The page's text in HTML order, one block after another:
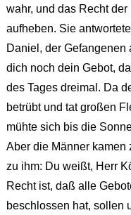
wahr, und das Recht
aufheben. Sie
Daniel, der Gefangenen
dich noch dein Gebot,
des Tages dreimal. Da
betrübt und tat großen
mühte sich bis die
Aber die Männer kamen
zu ihm: Du weißt, Herr
Recht ist, daß alle
beschlossen hat, sollen